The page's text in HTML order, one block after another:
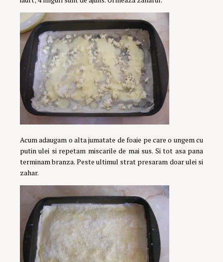
Acum adaugam o alta jumatate de foaie pe care o ungem cu
putin ulei si repetam miscarile de mai sus. Si tot asa pana
terminam branza. Peste ultimul strat presaram doar ulei si
zahar.